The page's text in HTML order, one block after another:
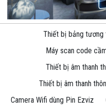
Thiết bị bảng tương
Máy scan code
Thiết bị âm thanh
Thiết bị âm thanh
Camera Wifi dùng Pin Ezviz